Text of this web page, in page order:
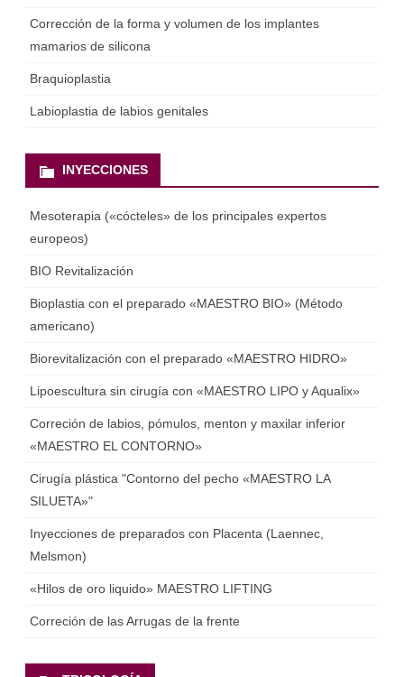
Corrección de la forma y volumen de los implantes
mamarios de silicona
Braquioplastia
Labioplastia de labios genitales
INYECCIONES
Mesoterapia («cócteles» de los principales expertos
europeos)
BIO Revitalización
Bioplastia con el preparado «MAESTRO BIO» (Método
americano)
Biorevitalización con el preparado «MAESTRO HIDRO»
Lipoescultura sin cirugía con «MAESTRO LIPO y Aqualix»
Correción de labios, pómulos, menton y maxilar inferior
«MAESTRO EL CONTORNO»
Cirugía plástica "Contorno del pecho «MAESTRO LA
SILUETA»"
Inyecciones de preparados con Placenta (Laennec,
Мelsmon)
«Hilos de oro liquido» MAESTRO LIFTING
Correción de las Arrugas de la frente